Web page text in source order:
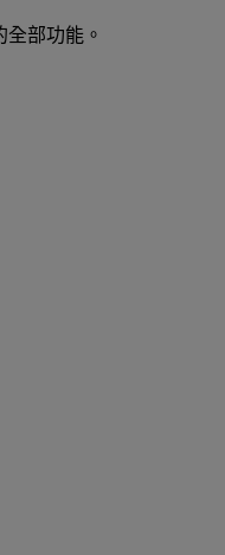
全部功能。